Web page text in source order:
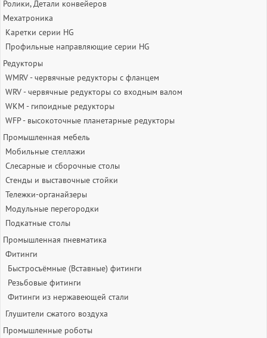
Ролики, Детали конвейеров
Мехатроника
Каретки серии HG
Профильные направляющие серии HG
Редукторы
WMRV - червячные редукторы с фланцем
WRV - червячные редукторы со входным валом
WKM - гипоидные редукторы
WFP - высокоточные планетарные редукторы
Промышленная мебель
Мобильные стеллажи
Слесарные и сборочные столы
Стенды и выставочные стойки
Тележки-органайзеры
Модульные перегородки
Подкатные столы
Промышленная пневматика
Фитинги
Быстросъёмные (Вставные) фитинги
Резьбовые фитинги
Фитинги из нержавеющей стали
Глушители сжатого воздуха
Промышленные роботы